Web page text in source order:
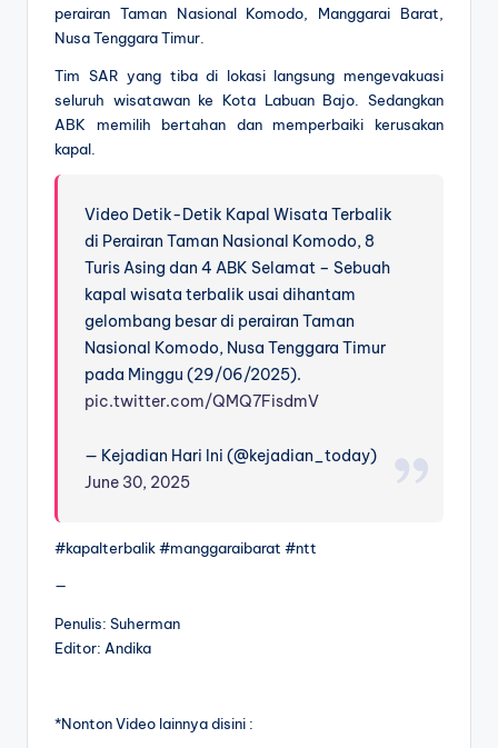
perairan Taman Nasional Komodo, Manggarai Barat,
Nusa Tenggara Timur.
Tim SAR yang tiba di lokasi langsung mengevakuasi
seluruh wisatawan ke Kota Labuan Bajo. Sedangkan
ABK memilih bertahan dan memperbaiki kerusakan
kapal.
Video Detik-Detik Kapal Wisata Terbalik
di Perairan Taman Nasional Komodo, 8
Turis Asing dan 4 ABK Selamat – Sebuah
kapal wisata terbalik usai dihantam
gelombang besar di perairan Taman
Nasional Komodo, Nusa Tenggara Timur
pada Minggu (29/06/2025).
pic.twitter.com/QMQ7FisdmV
— Kejadian Hari Ini (@kejadian_today)
June 30, 2025
#kapalterbalik #manggaraibarat #ntt
—
Penulis: Suherman
Editor: Andika
*Nonton Video lainnya disini :